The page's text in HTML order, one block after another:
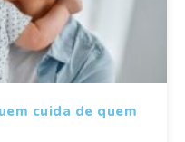
cuida de quem